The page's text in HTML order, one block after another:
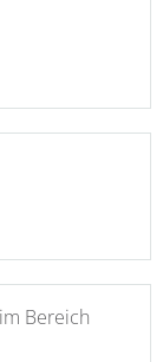
Bereich